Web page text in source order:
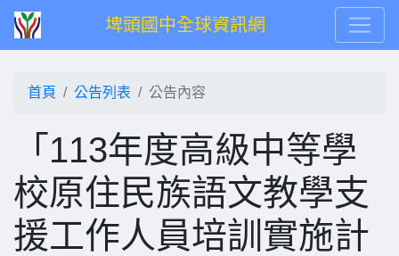
埤頭國中全球資訊網
首頁 公告列表 公告內容
「113年度高級中等學
校原住民族語文教學支
援工作人員培訓實施計